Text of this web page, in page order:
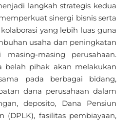
langkah strategis kedua
sinergi bisnis serta
yang lebih luas guna
usaha dan peningkatan
masing perusahaan.
belah pihak akan melakukan
pada berbagai bidang,
dana perusahaan dalam
deposito, Dana Pensiun
(DPLK), fasilitas pembiayaan,